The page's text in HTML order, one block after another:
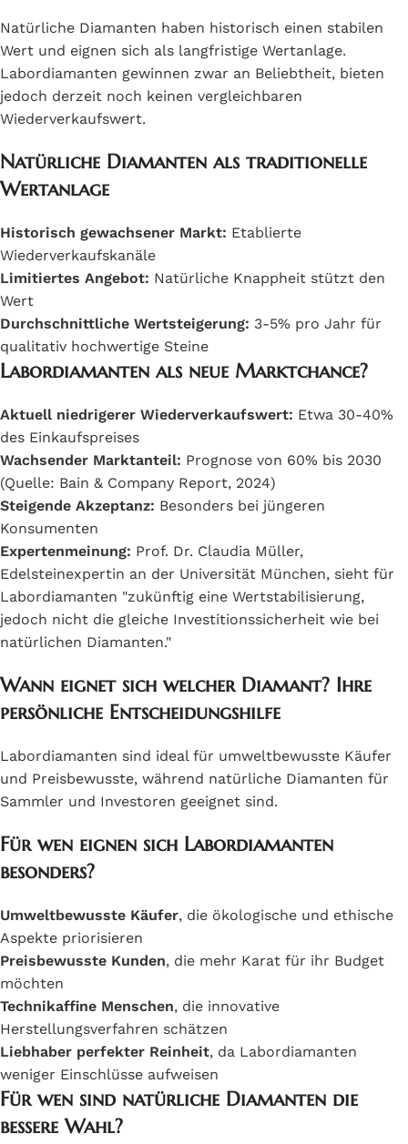
Natürliche Diamanten haben historisch einen stabilen
Wert und eignen sich als langfristige Wertanlage.
Labordiamanten gewinnen zwar an Beliebtheit, bieten
jedoch derzeit noch keinen vergleichbaren
Wiederverkaufswert.
Natürliche Diamanten als traditionelle
Wertanlage
Historisch gewachsener Markt: Etablierte
Wiederverkaufskanäle
Limitiertes Angebot: Natürliche Knappheit stützt den
Wert
Durchschnittliche Wertsteigerung: 3-5% pro Jahr für
qualitativ hochwertige Steine
Labordiamanten als neue Marktchance?
Aktuell niedrigerer Wiederverkaufswert: Etwa 30-40%
des Einkaufspreises
Wachsender Marktanteil: Prognose von 60% bis 2030
(Quelle: Bain & Company Report, 2024)
Steigende Akzeptanz: Besonders bei jüngeren
Konsumenten
Expertenmeinung: Prof. Dr. Claudia Müller,
Edelsteinexpertin an der Universität München, sieht für
Labordiamanten "zukünftig eine Wertstabilisierung,
jedoch nicht die gleiche Investitionssicherheit wie bei
natürlichen Diamanten."
Wann eignet sich welcher Diamant? Ihre
persönliche Entscheidungshilfe
Labordiamanten sind ideal für umweltbewusste Käufer
und Preisbewusste, während natürliche Diamanten für
Sammler und Investoren geeignet sind.
Für wen eignen sich Labordiamanten
besonders?
Umweltbewusste Käufer, die ökologische und ethische
Aspekte priorisieren
Preisbewusste Kunden, die mehr Karat für ihr Budget
möchten
Technikaffine Menschen, die innovative
Herstellungsverfahren schätzen
Liebhaber perfekter Reinheit, da Labordiamanten
weniger Einschlüsse aufweisen
Für wen sind natürliche Diamanten die
bessere Wahl?